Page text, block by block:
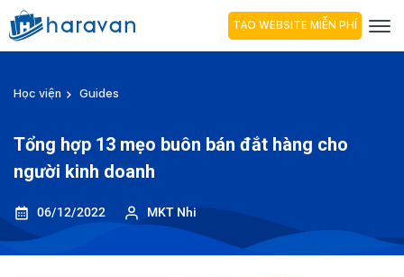
TẠO WEBSITE MIỄN PHÍ
Học viện Guides
Tổng hợp 13 mẹo buôn bán đắt hàng cho
người kinh doanh
06/12/2022 MKT Nhi